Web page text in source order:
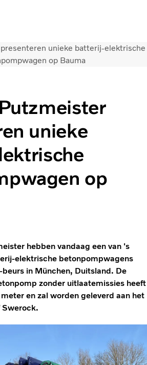
InloggenNederland
unieke batterij-elektrische
op Bauma
unieke
op
hebben vandaag een van 's
elektrische betonpompwagens
in München, Duitsland. De
zonder uitlaatemissies heeft
en zal worden geleverd aan het